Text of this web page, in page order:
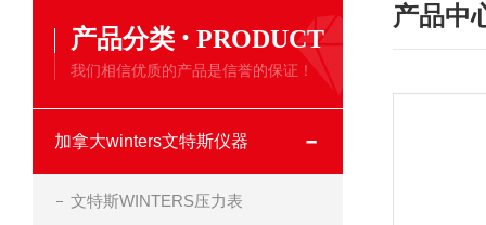
产品中
产品分类 · PRODUCT
我们相信优质的产品是信誉的保证！
加拿大winters文特斯仪器
文特斯WINTERS压力表